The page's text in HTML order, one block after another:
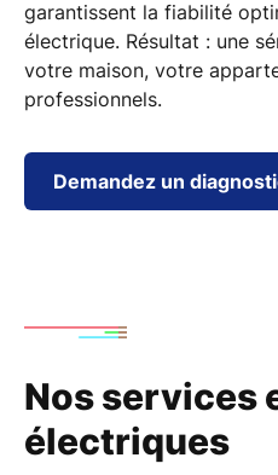
garantissent la fiabilité
électrique. Résultat : une
votre maison, votre
professionnels.
Demandez un
Nos services
électriques